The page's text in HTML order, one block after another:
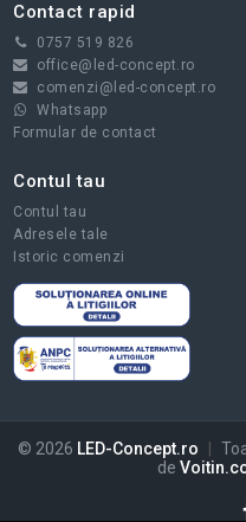
Contact rapid
0757 519 826
office@led-concept.ro
comenzi@led-concept.ro
Whatsapp
Formular de contact
Contul tau
Contul tau
Adresele tale
Istoric comenzi
© 2026 LED-Concept.ro |
de